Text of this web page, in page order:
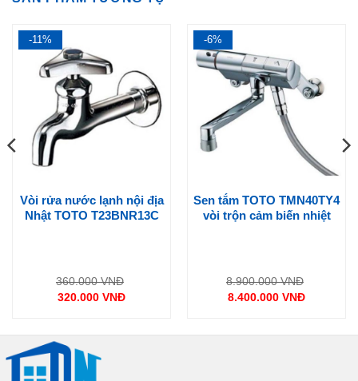
Nội Địa Nhật Store tìm hiểu xem mẫu Tủ gương này có gì
đặc biệt nhé:
Vòi rửa nóng lạnh có dây rút trên
S-YER075HXA-YBW
với vòi rửa gắn âm trên rất đẹp mắt và sang trọng. Với vòi đầu
dây rút 2 chiều nóng lạnh, kết hợp van xả điều chỉnh đầu nước
-11%
Vòi rửa nước lạnh nội địa
Nhật TOTO T23BNR13C
360.000VNĐ
320.000 VNĐ
là:
-6%
Sen tắm TOTO TMN40TY4
vòi trộn cảm biến nhiệt
8.900.000VNĐ
8.400.000 VNĐ
là: